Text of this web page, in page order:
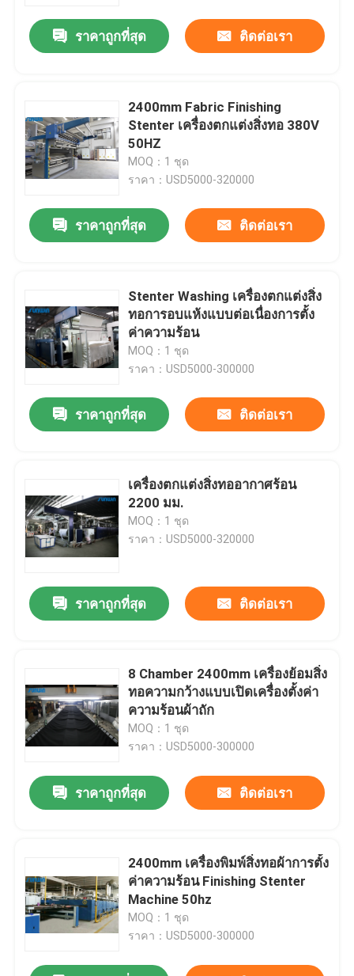
ราคาถูกที่สุด ติดต่อเรา
2400mm Fabric Finishing
Stenter เครื่องตกแต่งสิ่งทอ 380V
50HZ
MOQ：1 ชุด
ราคา：USD5000-320000
ราคาถูกที่สุด ติดต่อเรา
Stenter Washing เครื่องตกแต่งสิ่ง
ทอการอบแห้งแบบต่อเนื่องการตั้ง
ค่าความร้อน
MOQ：1 ชุด
ราคา：USD5000-300000
ราคาถูกที่สุด ติดต่อเรา
เครื่องตกแต่งสิ่งทออากาศร้อน
2200 มม.
MOQ：1 ชุด
ราคา：USD5000-320000
ราคาถูกที่สุด ติดต่อเรา
8 Chamber 2400mm เครื่องย้อมสิ่ง
ทอความกว้างแบบเปิดเครื่องตั้งค่า
ความร้อนผ้าถัก
MOQ：1 ชุด
ราคา：USD5000-300000
ราคาถูกที่สุด ติดต่อเรา
2400mm เครื่องพิมพ์สิ่งทอผ้าการตั้ง
ค่าความร้อน Finishing Stenter
Machine 50hz
MOQ：1 ชุด
ราคา：USD5000-300000